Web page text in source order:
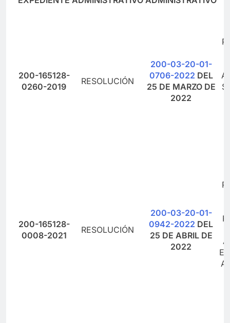
200-165128-
0260-2019
RESOLUCIÓN
200-03-20-01-
0706-2022 DEL
25 DE MARZO DE
2022
200-165128-
0008-2021
RESOLUCIÓN
200-03-20-01-
0942-2022 DEL
25 DE ABRIL DE
2022